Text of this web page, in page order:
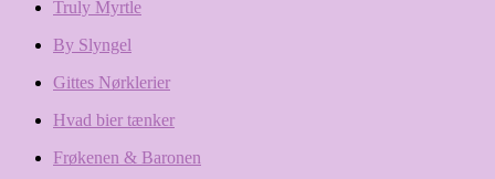
Truly Myrtle
By Slyngel
Gittes Nørklerier
Hvad bier tænker
Frøkenen & Baronen